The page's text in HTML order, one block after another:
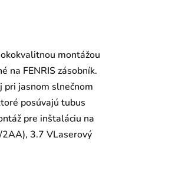
montážou
na FENRIS zásobník.
pri jasnom slnečnom
posúvajú tubus
pre inštaláciu na
3.7 VLaserový